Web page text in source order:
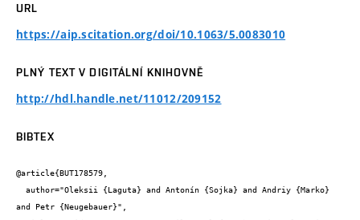
URL
https://aip.scitation.org/doi/10.1063/5.0083010
PLNÝ TEXT V DIGITÁLNÍ KNIHOVNĚ
http://hdl.handle.net/11012/209152
BIBTEX
@article{BUT178579,
and Petr {Neugebauer}",